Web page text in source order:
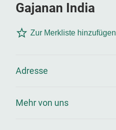
Gajanan India
Zur Merkliste hinzufügen
Adresse
Mehr von uns